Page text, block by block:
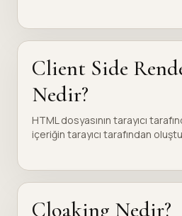
Client Side
Nedir?
HTML dosyasının tarayıcı
içeriğin tarayıcı tarafından
Cloaking Nedir?